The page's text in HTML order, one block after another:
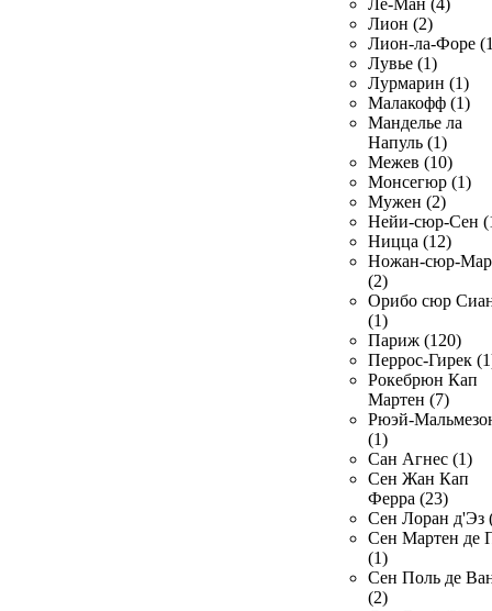
Ле-Ман (4)
Лион (2)
Лион-ла-Форе
Лувье (1)
Лурмарин (1)
Малакофф (1)
Манделье ла
Напуль (1)
Межев (10)
Монсегюр (1)
Мужен (2)
Нейи-сюр-Сен
Ницца (12)
Ножан-сюр-
(2)
Орибо сюр
(1)
Париж (120)
Перрос-Гирек
Рокебрюн Кап
Мартен (7)
Рюэй-
(1)
Сан Агнес (1)
Сен Жан Кап
Ферра (23)
Сен Лоран д'Эз
Сен Мартен де
(1)
Сен Поль де
(2)